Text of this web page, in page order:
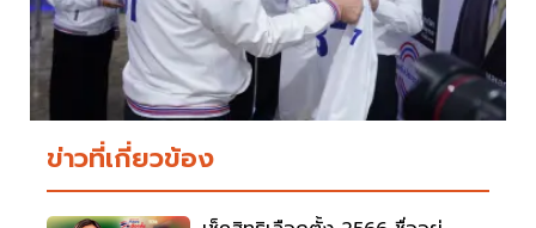
ข่าวที่เกี่ยวข้อง